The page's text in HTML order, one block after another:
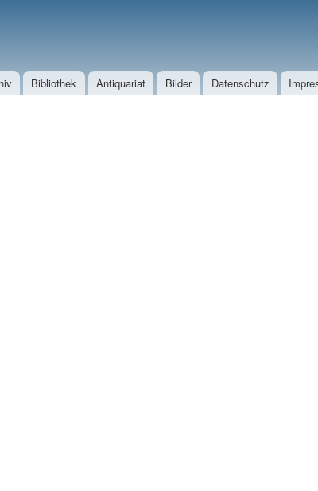
Bibliothek Antiquariat Bilder Datenschutz